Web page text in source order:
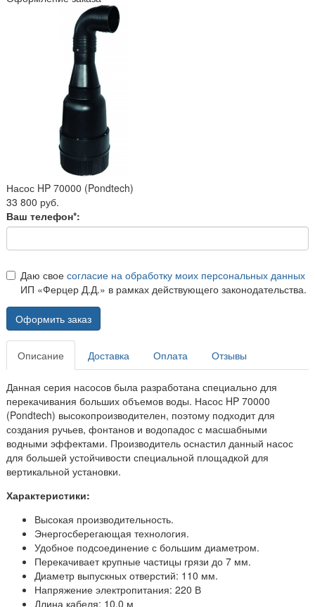
Насос HP 70000 (Pondtech)
33 800 руб.
Ваш телефон*:
Даю свое согласие на обработку моих персональных данных
ИП «Ферцер Д.Д.» в рамках действующего законодательства.
Оформить заказ
Описание Доставка Оплата Отзывы
Данная серия насосов была разработана специально для
перекачивания больших объемов воды. Насос HP 70000
(Pondtech) высокопроизводителен, поэтому подходит для
создания ручьев, фонтанов и водопадос с масшабными
водными эффектами. Производитель оснастил данный насос
для большей устойчивости специальной площадкой для
вертикальной установки.
Характеристики:
Высокая производительность.
Энергосберегающая технология.
Удобное подсоединение с большим диаметром.
Перекачивает крупные частицы грязи до 7 мм.
Диаметр выпускных отверстий: 110 мм.
Напряжение электропитания: 220 В
Длина кабеля: 10.0 м